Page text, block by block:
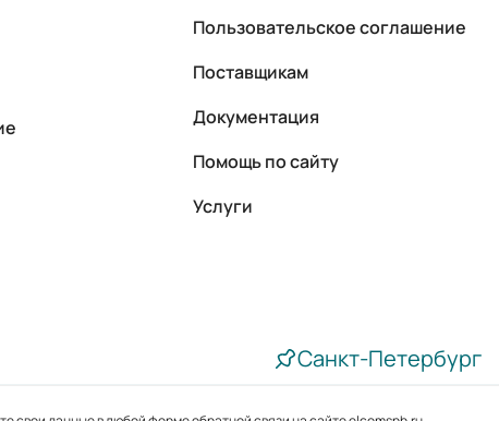
Пользовательское соглашение
Поставщикам
Документация
Помощь по сайту
Услуги
Санкт-Петербург